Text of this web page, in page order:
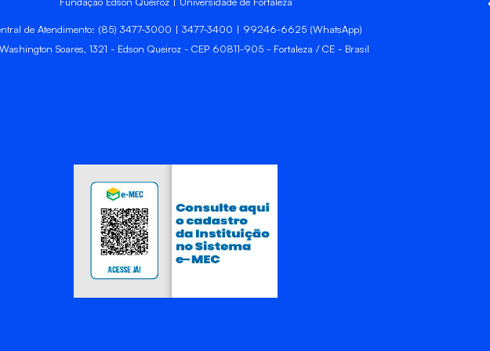
de Atendimento: (85) 3477-3000 | 3477-3400 | 99246-6625 (WhatsApp)
Soares, 1321 - Edson Queiroz - CEP 60811-905 - Fortaleza / CE - Brasil